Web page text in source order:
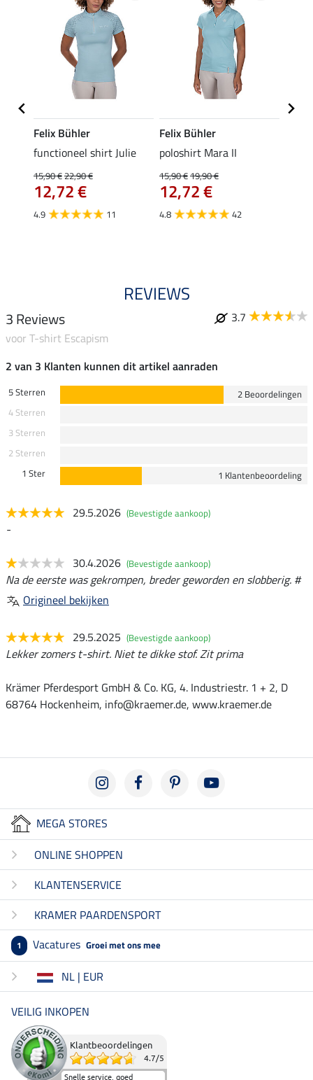
Felix Bühler
functioneel shirt Julie
15,90 €22,90 €
12,72 €
4.9 11
Felix Bühler
poloshirt Mara II
15,90 €19,90 €
12,72 €
4.8 42
REVIEWS
3 Reviews
3.7
voor T-shirt Escapism
2 van 3 Klanten kunnen dit artikel aanraden
5 Sterren
2 Beoordelingen
4 Sterren
3 Sterren
2 Sterren
1 Ster
1 Klantenbeoordeling
29.5.2026 (Bevestigde aankoop)
-
30.4.2026 (Bevestigde aankoop)
Na de eerste was gekrompen, breder geworden en slobberig. #
Origineel bekijken
29.5.2025 (Bevestigde aankoop)
Lekker zomers t-shirt. Niet te dikke stof. Zit prima
Krämer Pferdesport GmbH & Co. KG, 4. Industriestr. 1 + 2, D
68764 Hockenheim, info@kraemer.de, www.kraemer.de
MEGA STORES
ONLINE SHOPPEN
KLANTENSERVICE
KRAMER PAARDENSPORT
1 Vacatures Groei met ons mee
NL | EUR
VEILIG INKOPEN
Klantbeoordelingen
4.7/5
Snelle service, goed